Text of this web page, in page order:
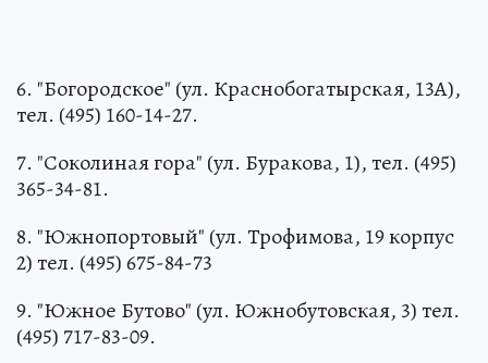
6. "Богородское" (ул. Краснобогатырская, 13А),
тел. (495) 160-14-27.
7. "Соколиная гора" (ул. Буракова, 1), тел. (495)
365-34-81.
8. "Южнопортовый" (ул. Трофимова, 19 корпус
2) тел. (495) 675-84-73
9. "Южное Бутово" (ул. Южнобутовская, 3) тел.
(495) 717-83-09.